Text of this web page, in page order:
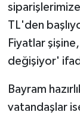
TL'den
Fiyatlar
değişiyor'
Bayram
vatandaşlar